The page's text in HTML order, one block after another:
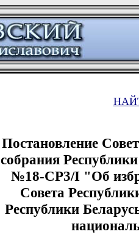
Постановление
собрания
№18-СР3/I "Об
Совета
Республики